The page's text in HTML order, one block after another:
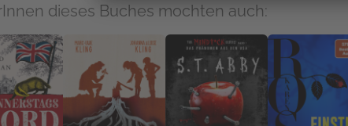
dieses Buches mochten auch: